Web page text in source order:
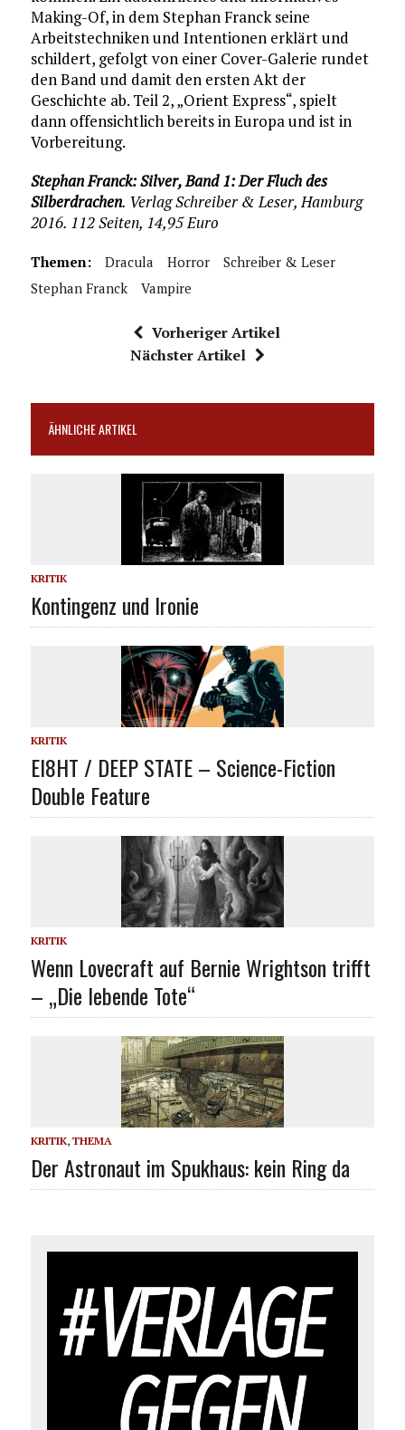
Making-Of, in dem Stephan Franck seine
Arbeitstechniken und Intentionen erklärt und
schildert, gefolgt von einer Cover-Galerie rundet
den Band und damit den ersten Akt der
Geschichte ab. Teil 2, „Orient Express“, spielt
dann offensichtlich bereits in Europa und ist in
Vorbereitung.
Stephan Franck: Silver, Band 1: Der Fluch des
Silberdrachen. Verlag Schreiber & Leser, Hamburg
2016. 112 Seiten, 14,95 Euro
Themen: Dracula Horror
Schreiber & Leser
Stephan Franck
Vampire
Vorheriger Artikel
Nächster Artikel
ÄHNLICHE ARTIKEL
KRITIK
Kontingenz und Ironie
KRITIK
EI8HT / DEEP STATE – Science-Fiction
Double Feature
KRITIK
Wenn Lovecraft auf Bernie Wrightson trifft
– „Die lebende Tote“
KRITIK, THEMA
Der Astronaut im Spukhaus: kein Ring da